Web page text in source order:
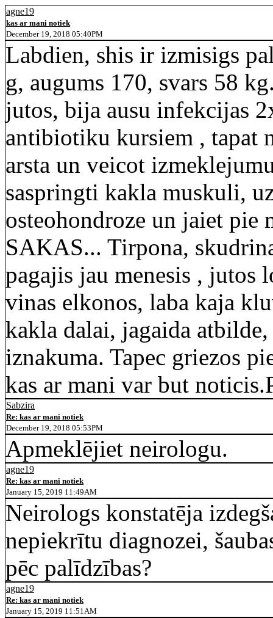
agne19
kas ar mani notiek
December 19, 2018 05:40PM
Labdien, shis ir izmisigs
g, augums 170, svars 58
jutos, bija ausu infekcijas
antibiotiku kursiem , tapat
arsta un veicot
saspringti kakla muskuli,
osteohondroze un jaiet
SAKAS... Tirpona,
pagajis jau menesis ,
vinas elkonos, laba kaja
kakla dalai, jagaida
iznakuma. Tapec griezos
kas ar mani var but
Sabzira
Re: kas ar mani notiek
December 19, 2018 05:53PM
Apmeklējiet neirologu.
agne19
Re: kas ar mani notiek
January 15, 2019 11:49AM
Neirologs konstatēja
nepiekrītu diagnozei,
pēc palīdzības?
agne19
Re: kas ar mani notiek
January 15, 2019 11:51AM